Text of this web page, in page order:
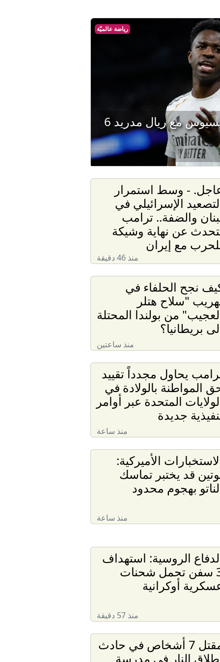
رياضة عالميّة
بـ24 مليون يورو.. فينيسيوس مع ريال مدريد 6
- وسط استمرار
الإسرائيلي في
والضفة.. ترامب
عن نهاية وشيكة
مع إيران
منذ 46 دقيقة
نجح الحلفاء في
"سلاح هتلر
من بولندا المحتلة
بريطانيا؟
منذ ساعتين
يحاول مجدداً تقييد
المواطنة بالولادة في
المتحدة عبر أوامر
جديدة
منذ ساعة
الأميركية:
قد يختبر تماسك
بهجوم محدود
منذ ساعة
الروسية: استهداف
3 سفن تحمل شحنات
أوكرانية
منذ 57 دقيقة
مقتل 7 أشخاص في حادث
النار في مدرسة